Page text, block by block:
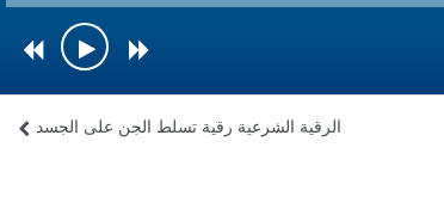
الرقية الشرعية رقية تسلط الجن على الجسد